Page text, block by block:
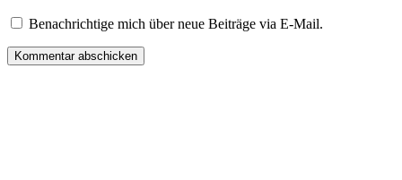
Benachrichtige mich über neue Beiträge via E-Mail.